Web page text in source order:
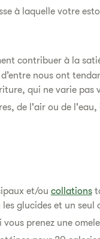
à laquelle votre
contribuer à la
nous ont
qui ne varie pas
de l'air ou de
et/ou collations
les glucides et un
vous prenez une